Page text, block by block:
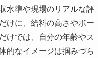
水準や現場のリアルな評
けに、給料の高さやボー
けでは、自分の年齢やス
的なイメージは掴みづら